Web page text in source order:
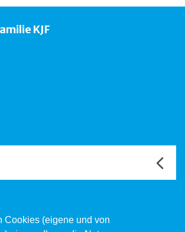
Cookies (eigene und von
KJF